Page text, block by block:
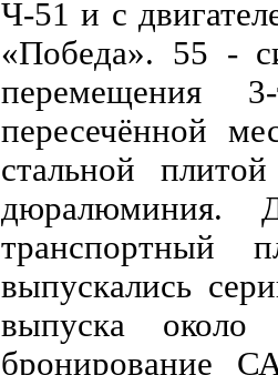
Ч-51 и с
«Победа». 55 -
пересечённой
стальной
дюралюминия.
выпускались
выпуска
бронирование